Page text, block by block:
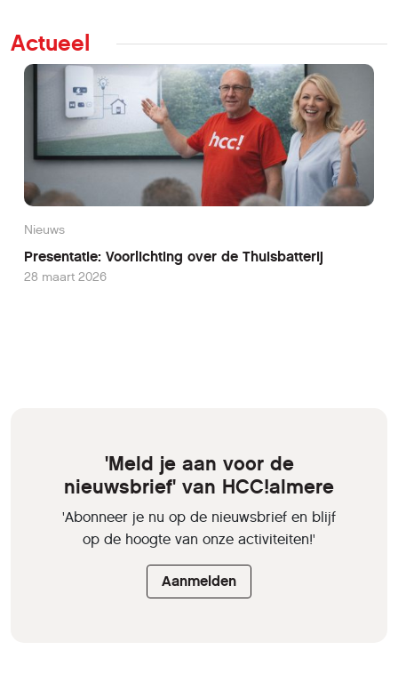
Actueel
Nieuws
Presentatie: Voorlichting over de Thuisbatterij
28 maart 2026
'Meld je aan voor de
nieuwsbrief' van HCC!almere
'Abonneer je nu op de nieuwsbrief en blijf
op de hoogte van onze activiteiten!'
Aanmelden